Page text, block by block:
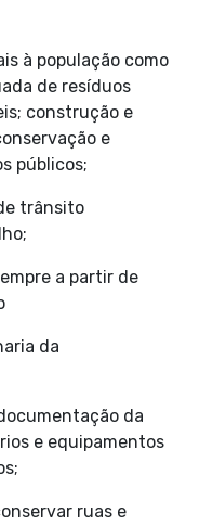
à população como
de resíduos
construção e
e
públicos;
trânsito
a partir de
da
da
e equipamentos
ruas e